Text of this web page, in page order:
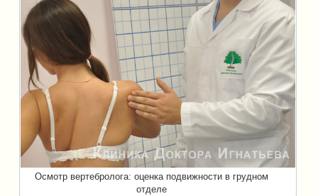
Осмотр вертебролога: оценка подвижности в грудном
отделе